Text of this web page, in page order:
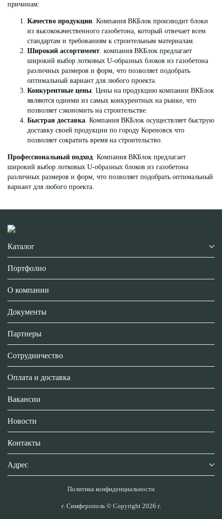
причинам:
Качество продукции. Компания ВКБлок производит блоки
из высококачественного газобетона, который отвечает всем
стандартам и требованиям к строительным материалам.
Широкий ассортимент. компания ВКБлок предлагает
широкий выбор лотковых U-образных блоков из газобетона
различных размеров и форм, что позволяет подобрать
оптимальный вариант для любого проекта.
Конкурентные цены. Цены на продукцию компании ВКБлок
являются одними из самых конкурентных на рынке, что
позволяет сэкономить на строительстве.
Быстрая доставка. Компания ВКБлок осуществляет быструю
доставку своей продукции по городу Кореновск что
позволяет сократить время на строительство.
Профессиональный подход. Компания ВКБлок предлагает
широкий выбор лотковых U-образных блоков из газобетона
различных размеров и форм, что позволяет подобрать оптимальный
вариант для любого проекта.
Каталог
Портфолио
О компании
Документы
Партнеры
Сотрудничество
Оплата и доставка
Вакансии
Новости
Контакты
Адрес
Политика конфиденциальности
г. Симферополь © Copyright 2026 г.